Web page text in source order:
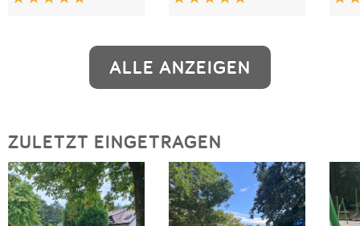
ALLE ANZEIGEN
ZULETZT EINGETRAGEN